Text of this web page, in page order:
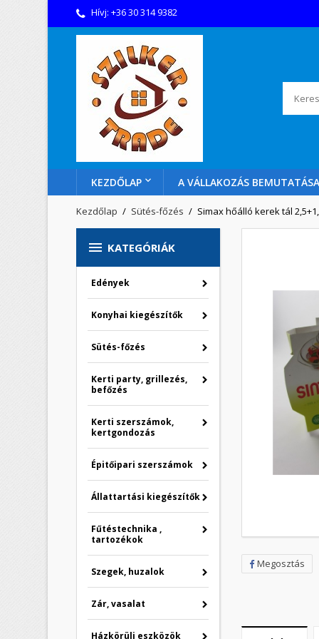
Hívj:+36 30 314 9382
KEZDŐLAP A VÁLLAKOZÁS BEMUTATÁSA
Kezdőlap Sütés-főzés Simax hőálló kerek tál
 KATEGÓRIÁK
Edények
Konyhai kiegészítők
Sütés-főzés
Kerti party, grillezés,
befőzés
Kerti szerszámok,
kertgondozás
Épitőipari szerszámok
Állattartási kiegészítők
Fűtéstechnika ,
tartozékok
Szegek, huzalok
Zár, vasalat
Házkörüli eszközök
Megosztás